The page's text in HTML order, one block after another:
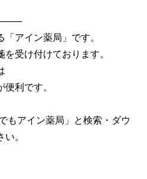
アイン薬局」です。
受け付けております。
利です。
もアイン薬局」と検索・ダウ
。